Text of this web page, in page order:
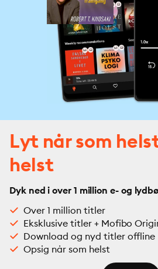
Lyt når som
helst
Dyk ned i over 1 million e- og
Over 1 million titler
Eksklusive titler + Mofibo
Download og nyd titler offline
Opsig når som helst